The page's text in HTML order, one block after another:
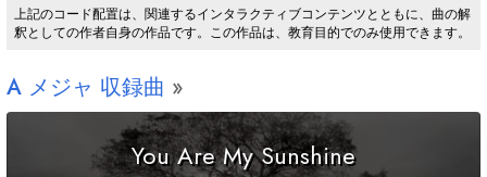
上記のコード配置は、関連するインタラクティブコンテンツとともに、曲の解
釈としての作者自身の作品です。この作品は、教育目的でのみ使用できます。
A メジャ 収録曲
You Are My Sunshine